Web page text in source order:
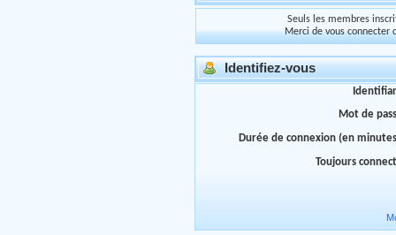
Seuls les membres
Merci de vous connecter
Identifiez-vous
Mot de
Durée de connexion (en
Toujours